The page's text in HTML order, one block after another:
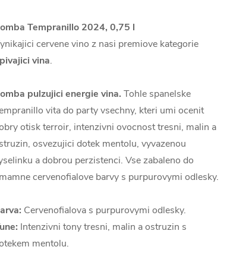
Tempranillo 2024, 0,75 l
cervene vino z nasi premiove kategorie
vina.
pulzujici energie vina. Tohle spanelske
vita do party vsechny, kteri umi ocenit
otisk terroir, intenzivni ovocnost tresni, malin a
osvezujici dotek mentolu, vyvazenou
a dobrou perzistenci. Vse zabaleno do
cervenofialove barvy s purpurovymi odlesky.
Cervenofialova s purpurovymi odlesky.
Intenzivni tony tresni, malin a ostruzin s
mentolu.